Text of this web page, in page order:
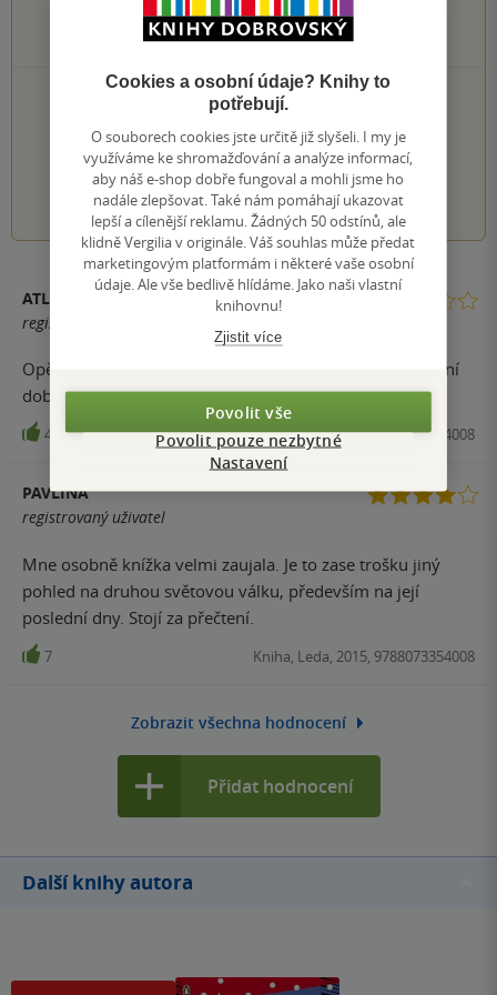
1×
2 hvězdičky
0×
1 hvezdička
PŘIDEJTE SVÉ HODNOCENÍ KNIHY
Hodnocení našich knihkupců: 0.0 z 5
1 2 3 4 5
ATLANTIS
registrovaný uživatel
Opět půjde o nepopulární názor, ale kniha podle mě není
dobrá. Hlavní postavy jsou nesympatické až to bolí.
42 Kniha, Leda, 2015, 9788073354008
PAVLÍNA
registrovaný uživatel
Mne osobně knížka velmi zaujala. Je to zase trošku jiný
pohled na druhou světovou válku, především na její
poslední dny. Stojí za přečtení.
7 Kniha, Leda, 2015, 9788073354008
Zobrazit všechna hodnocení
Přidat hodnocení
Další knihy autora
Cookies a osobní údaje? Knihy to
potřebují.
O souborech cookies jste určitě již slyšeli. I my je
využíváme ke shromažďování a analýze informací,
aby náš e-shop dobře fungoval a mohli jsme ho
nadále zlepšovat. Také nám pomáhají ukazovat
lepší a cílenější reklamu. Žádných 50 odstínů, ale
klidně Vergilia v originále. Váš souhlas může předat
marketingovým platformám i některé vaše osobní
údaje. Ale vše bedlivě hlídáme. Jako naši vlastní
knihovnu!
Zjistit více
Povolit vše
Povolit pouze nezbytné
Nastavení